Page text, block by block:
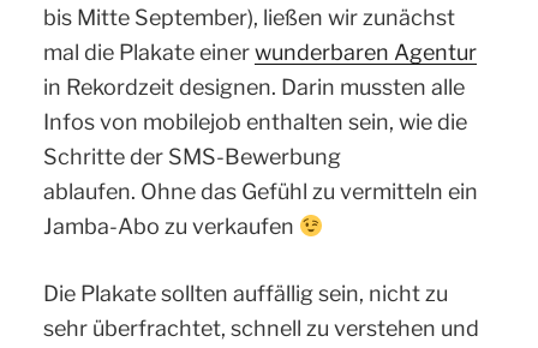
bis Mitte September), ließen wir zunächst
mal die Plakate einerwunderbaren Agentur
in Rekordzeit designen. Darin mussten alle
Infos von mobilejob enthalten sein, wie die
Schritte der SMS-Bewerbung
ablaufen. Ohne das Gefühl zu vermitteln ein
Jamba-Abo zu verkaufen
Die Plakate sollten auffällig sein, nicht zu
sehr überfrachtet, schnell zu verstehen und